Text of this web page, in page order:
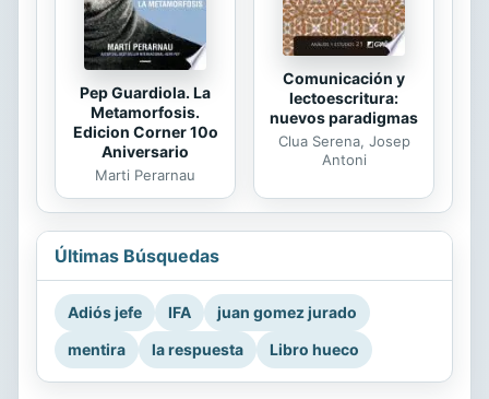
Pep Guardiola. La
Metamorfosis.
Edicion Corner 10o
Aniversario
Marti Perarnau
Comunicación y
lectoescritura:
nuevos paradigmas
Clua Serena, Josep
Antoni
Últimas Búsquedas
Adiós jefe IFA
juan gomez jurado
mentira
la respuesta Libro hueco